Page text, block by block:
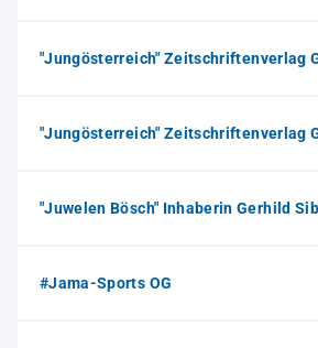
"Jungösterreich" Zeitschriftenverlag
"Jungösterreich" Zeitschriftenverlag
"Juwelen Bösch" Inhaberin Gerhild
#Jama-Sports OG